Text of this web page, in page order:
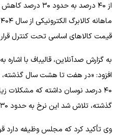
از ۴۰ درصد به حدود
قیمت کالاهای اساسی تحت کنترل
به گزارش صدآنلاین، قالیباف با
۴۰ درصد نوسان داشته که مشکلات
گذشته، تلاش شد این نرخ به حدود ۳۰ درصد کاهش یابد.»
وی تأکید کرد که مجلس وظیفه دارد